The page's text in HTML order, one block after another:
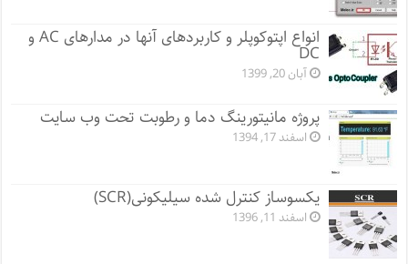
انواع اپتوکوپلر و کاربردهای آنها در مدارهای AC و
DC
آبان 20, 1399
پروژه مانيتورينگ دما و رطوبت تحت وب سایت
اسفند 17, 1394
یکسوساز کنترل شده سیلیکونی(SCR)
اسفند 11, 1396